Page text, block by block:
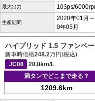
最大出力 103ps/
生産期間
2020年01月
0年05月
ハイブリッド 1.5 ファンベ
新車時価格248.2万円(税込)
JC08
28.8km/L
満タンでどこまで走る？
1209.6km